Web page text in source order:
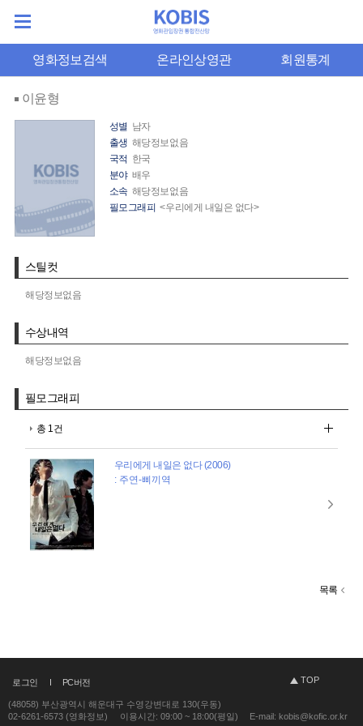
영화정보검색 온라인상영관 회원통계
이윤형
성별 남자
출생 해당정보없음
국적 한국
분야 배우
소속 해당정보없음
필모그래피 <우리에게 내일은 없다>
스틸컷
해당정보없음
수상내역
해당정보없음
필모그래피
총 1건
우리에게 내일은 없다 (2006)
: 주연-삐끼역
목록
로그인 PC버전 TOP
(48058) 부산광역시 해운대구 수영강변대로 130(우동)
02-6261-6573 (영화정보)
이용시간: 09:00 ~ 18:00(평일) E-mail: kobis@kofic.or.kr